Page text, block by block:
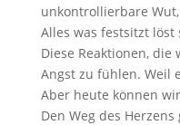
unkontrollierbare
Alles was festsitzt
Diese Reaktionen,
Angst zu fühlen. Weil
Aber heute können
Den Weg des